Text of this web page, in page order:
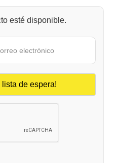
esté disponible.